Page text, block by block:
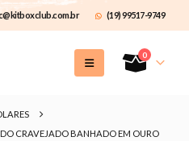
(19) 99517-9749
0
CRAVEJADO BANHADO EM OURO